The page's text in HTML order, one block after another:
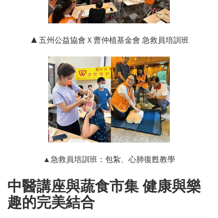
▲ 五州公益協會Ｘ曹仲植基金會 急救員培訓班
▲急救員培訓班：包紮、心肺復甦教學
中醫講座與蔬食市集 健康與樂
趣的完美結合